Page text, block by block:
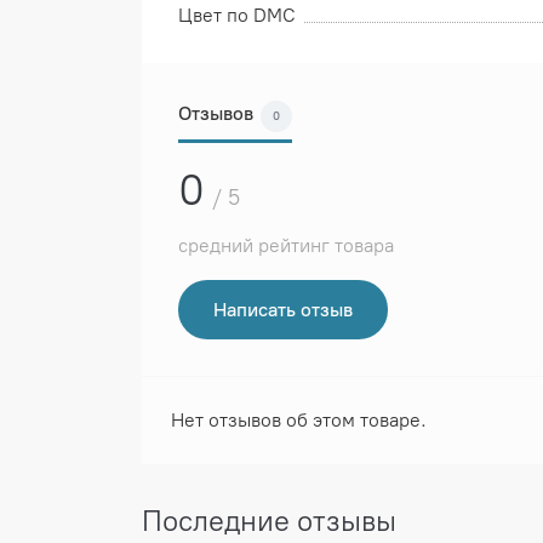
Цвет по DMC
Отзывов 0
0 / 5
средний рейтинг товара
Написать отзыв
Нет отзывов об этом товаре.
Последние отзывы